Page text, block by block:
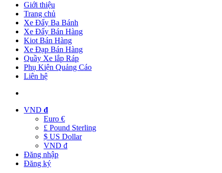
Giới thiệu
Trang chủ
Xe Đẩy Ba Bánh
Xe Đẩy Bán Hàng
Kiot Bán Hàng
Xe Đạp Bán Hàng
Quầy Xe lắp Ráp
Phụ Kiện Quảng Cáo
Liên hệ
VND đ
Euro €
£ Pound Sterling
$ US Dollar
VND đ
Đăng nhập
Đăng ký